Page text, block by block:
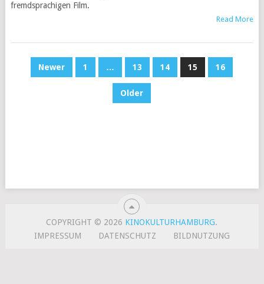
fremdsprachigen Film.
Read More
BEITRAGS-
Newer 1 … 13 14 15 16
Older
COPYRIGHT © 2026 KINOKULTURHAMBURG.
IMPRESSUM
DATENSCHUTZ BILDNUTZUNG